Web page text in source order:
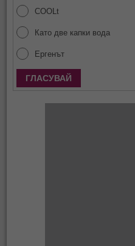
COOLt
Като две капки вода
Ергенът